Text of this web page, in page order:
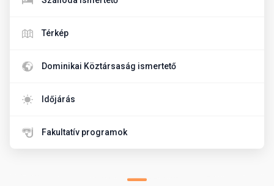
Térkép
Dominikai Köztársaság ismertető
Időjárás
Fakultatív programok